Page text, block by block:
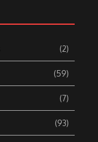
(2)
(59)
(7)
(93)